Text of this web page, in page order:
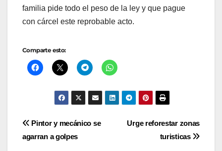
familia pide todo el peso de la ley y que pague
con cárcel este reprobable acto.
Comparte esto:
Navegación
de
Urge reforestar zonas
turisticas
Pintor y mecánico se
agarran a golpes